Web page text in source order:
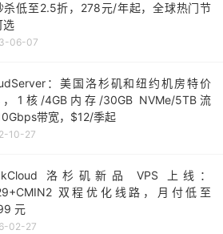
杀低至2.5折，278元/年起，全球热门节
选
06-07
：美国洛杉矶和纽约机房特价
1核/4GB内存/30GB NVMe/5TB流
带宽，$12/季起
10-27
洛杉矶新品 VPS 上线：
双程优化线路，月付低至
元
02-27